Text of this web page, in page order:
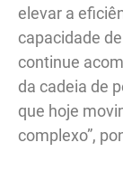
elevar a
capacidade
continue
da cadeia de
que hoje
complexo”,